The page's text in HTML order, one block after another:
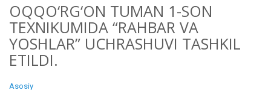
OQQO‘RG‘ON TUMAN 1-SON
TEXNIKUMIDA “RAHBAR VA
YOSHLAR” UCHRASHUVI TASHKIL
ETILDI.
Asosiy